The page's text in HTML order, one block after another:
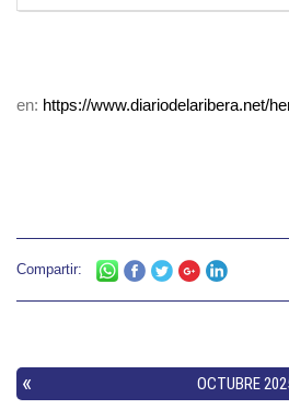
en: https://www.diariodelaribera.net/
Compartir: